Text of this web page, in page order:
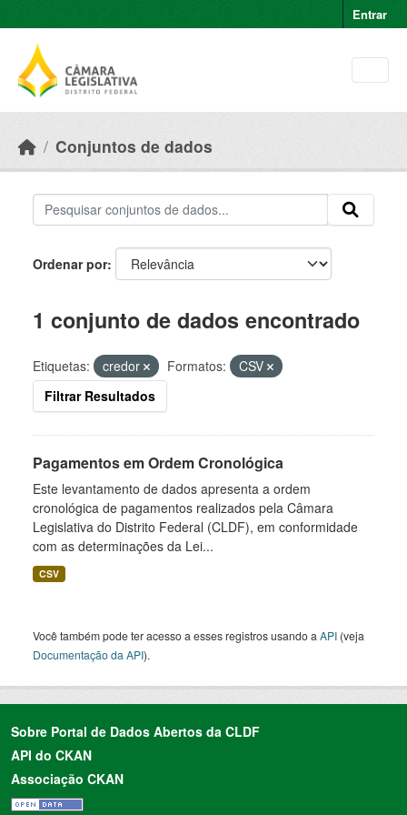
Entrar
Conjuntos de dados
Ordenar por
1 conjunto de dados encontrado
Etiquetas: credor Formatos:
CSV
Filtrar Resultados
Pagamentos em Ordem Cronológica
Este levantamento de dados apresenta a ordem
cronológica de pagamentos realizados pela Câmara
Legislativa do Distrito Federal (CLDF), em conformidade
com as determinações da Lei...
CSV
Você também pode ter acesso a esses registros usando a API (veja
Documentação da API).
Sobre Portal de Dados Abertos da CLDF
API do CKAN
Associação CKAN